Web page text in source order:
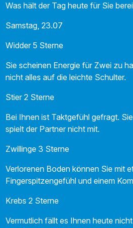
Was hält der Tag heute für Sie
Samstag, 23.07
Widder 5 Sterne
Sie scheinen Energie für Zwei zu
nicht alles auf die leichte Schulter.
Stier 2 Sterne
Bei Ihnen ist Taktgefühl gefragt.
spielt der Partner nicht mit.
Zwillinge 3 Sterne
Verlorenen Boden können Sie mit
Fingerspitzengefühl und einem
Krebs 2 Sterne
Vermutlich fällt es Ihnen heute